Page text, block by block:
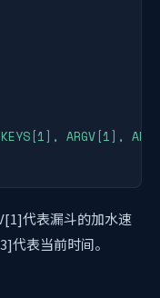
ARGV[1],
代表漏斗的加水速
代表当前时间。